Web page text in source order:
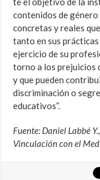
contenidos de
concretas y reales
tanto en sus
ejercicio de su
torno a los prejuicios
y que pueden
discriminación o
educativos”.
Fuente: Daniel Labbé
Vinculación con el